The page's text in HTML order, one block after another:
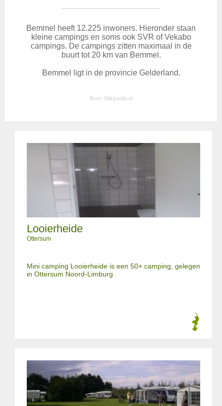
Bemmel heeft 12.225 inwoners. Hieronder staan
kleine campings en soms ook SVR of Vekabo
campings. De campings zitten maximaal in de
buurt tot 20 km van Bemmel.
Bemmel ligt in de provincie Gelderland.
Bron: Wikipedia.nl
Looierheide
Ottersum
Mini camping Looierheide is een 50+ camping, gelegen
in Ottersum Noord-Limburg